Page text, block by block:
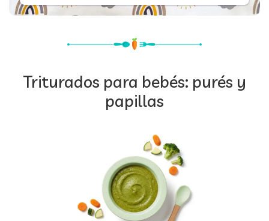
Triturados para bebés: purés y
papillas